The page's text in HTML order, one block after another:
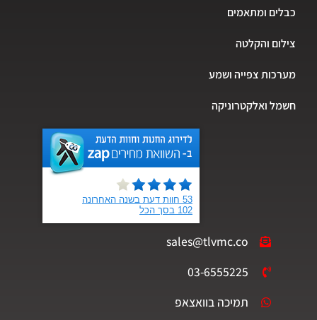
כבלים ומתאמים
צילום והקלטה
מערכות צפייה ושמע
חשמל ואלקטרוניקה
sales@tlvmc.co
03-6555225
תמיכה בוואצאפ